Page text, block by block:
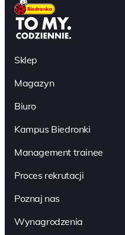
Sklep
Magazyn
Biuro
Kampus Biedronki
Management trainee
Proces rekrutacji
Poznaj nas
Wynagrodzenia